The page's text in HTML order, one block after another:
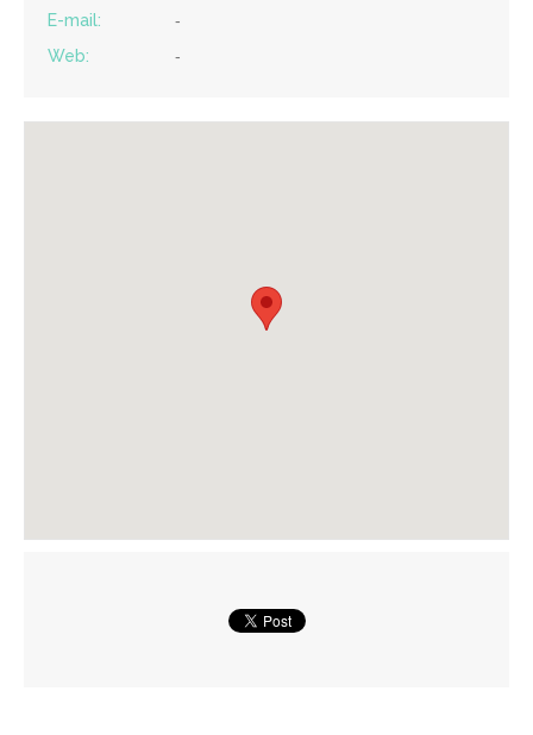
E-mail:
-
Web:
-